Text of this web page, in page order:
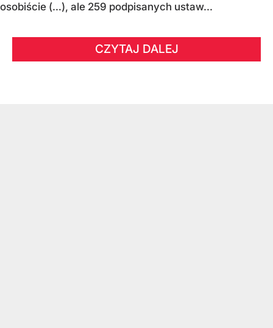
osobiście (…), ale 259 podpisanych ustaw...
CZYTAJ DALEJ